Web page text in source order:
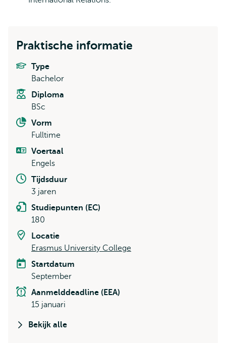
Praktische informatie
Type
Bachelor
Diploma
BSc
Vorm
Fulltime
Voertaal
Engels
Tijdsduur
3 jaren
Studiepunten (EC)
180
Locatie
Erasmus University College
Startdatum
September
Aanmelddeadline (EEA)
15 januari
Bekijk alle